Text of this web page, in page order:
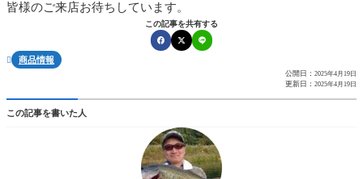
皆様のご来店お待ちしています。
この記事を共有する
 商品情報
公開日： 2025年4月19日
更新日： 2025年4月19日
この記事を書いた人